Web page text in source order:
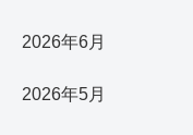
2026年6月
2026年5月